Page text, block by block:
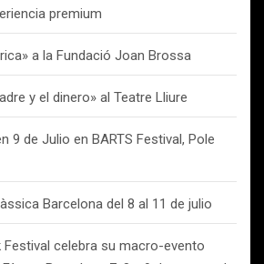
premium
a la Fundació Joan Brossa
y el dinero» al Teatre Lliure
9 de Julio en BARTS Festival, Pole
Barcelona del 8 al 11 de julio
Festival celebra su macro-evento